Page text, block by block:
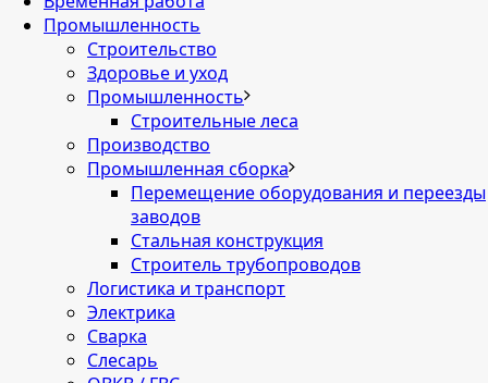
Промышленность
Строительство
Здоровье и уход
Промышленность
Строительные леса
Производство
Промышленная сборка
Перемещение оборудования и переезды
заводов
Стальная конструкция
Строитель трубопроводов
Логистика и транспорт
Электрика
Сварка
Слесарь